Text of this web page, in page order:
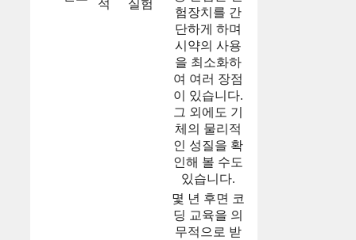
석 실험
험장치를 간
단하게 하며
시약의 사용
을 최소화하
여 여러 장점
이 있습니다.
그 외에도 기
체의 물리적
인 성질을 확
인해 볼 수도
있습니다.
몇 년 후면 코
딩 교육을 의
무적으로 받